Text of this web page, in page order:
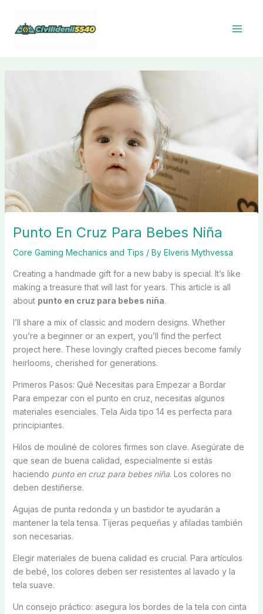
content
Punto En Cruz Para Bebes Niña
Core Gaming Mechanics and Tips / By Elveris Mythvessa
Creating a handmade gift for a new baby is special. It’s like
making a treasure that will last for years. This article is all
about punto en cruz para bebes niña.
I’ll share a mix of classic and modern designs. Whether
you’re a beginner or an expert, you’ll find the perfect
project here. These lovingly crafted pieces become family
heirlooms, cherished for generations.
Primeros Pasos: Qué Necesitas para Empezar a Bordar
Para empezar con el punto en cruz, necesitas algunos
materiales esenciales. Tela Aida tipo 14 es perfecta para
principiantes.
Hilos de mouliné de colores firmes son clave. Asegúrate de
que sean de buena calidad, especialmente si estás
haciendo punto en cruz para bebes niña. Los colores no
deben destiñerse.
Agujas de punta redonda y un bastidor te ayudarán a
mantener la tela tensa. Tijeras pequeñas y afiladas también
son necesarias.
Elegir materiales de buena calidad es crucial. Para artículos
de bebé, los colores deben ser resistentes al lavado y la
tela suave.
Un consejo práctico: asegura los bordes de la tela con cinta